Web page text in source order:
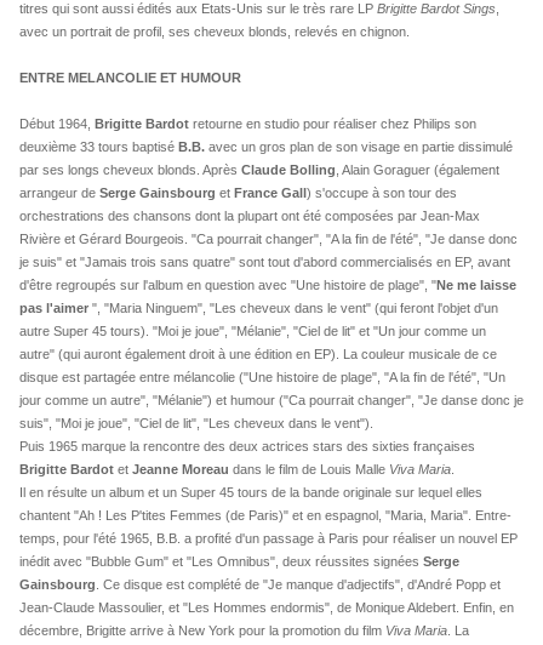
titres qui sont aussi édités aux Etats-Unis sur le très rare LP Brigitte Bardot Sings
avec un portrait de profil, ses cheveux blonds, relevés en chignon.
ENTRE MELANCOLIE ET HUMOUR
Début 1964, Brigitte Bardot retourne en studio pour réaliser chez Philips son
deuxième 33 tours baptisé B.B. avec un gros plan de son visage en partie dissimulé
par ses longs cheveux blonds. Après Claude Bolling , Alain Goraguer (également
arrangeur de Serge Gainsbourg et France Gall) s'occupe à son tour des
orchestrations des chansons dont la plupart ont été composées par Jean-Max
Rivière et Gérard Bourgeois. "Ca pourrait changer", "A la fin de l'été", "Je danse donc
je suis" et "Jamais trois sans quatre" sont tout d'abord commercialisés en EP, avant
d'être regroupés sur l'album en question avec "Une histoire de plage", "Ne me laisse
pas l'aimer ", "Maria Ninguem", "Les cheveux dans le vent" (qui feront l'objet d'un
autre Super 45 tours). "Moi je joue", "Mélanie", "Ciel de lit" et "Un jour comme un
autre" (qui auront également droit à une édition en EP). La couleur musicale de ce
disque est partagée entre mélancolie ("Une histoire de plage", "A la fin de l'été", "Un
jour comme un autre", "Mélanie") et humour ("Ca pourrait changer", "Je danse donc je
suis", "Moi je joue", "Ciel de lit", "Les cheveux dans le vent").
Puis 1965 marque la rencontre des deux actrices stars des sixties françaises
Brigitte Bardot et Jeanne Moreau dans le film de Louis Malle Viva Maria
Il en résulte un album et un Super 45 tours de la bande originale sur lequel elles
chantent "Ah ! Les P'tites Femmes (de Paris)" et en espagnol, "Maria, Maria". Entre-
temps, pour l'été 1965, B.B. a profité d'un passage à Paris pour réaliser un nouvel EP
inédit avec "Bubble Gum" et "Les Omnibus", deux réussites signées Serge
Gainsbourg . Ce disque est complété de "Je manque d'adjectifs", d'André Popp et
Jean-Claude Massoulier, et "Les Hommes endormis", de Monique Aldebert. Enfin, en
décembre, Brigitte arrive à New York pour la promotion du film Viva Maria . La